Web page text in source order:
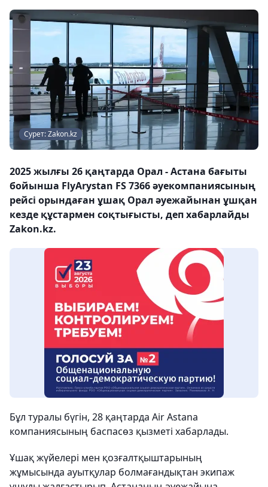
Сурет: Zakon.kz
2025 жылғы 26 қаңтарда Орал - Астана бағыты
бойынша FlyArystan FS 7366 әуекомпаниясының
рейсі орындаған ұшақ Орал әуежайынан ұшқан
кезде құстармен соқтығысты, деп хабарлайды
Zakon.kz.
Бұл туралы бүгін, 28 қаңтарда Air Astana
компаниясының баспасөз қызметі хабарлады.
Ұшақ жүйелері мен қозғалтқыштарының
жұмысында ауытқулар болмағандықтан экипаж